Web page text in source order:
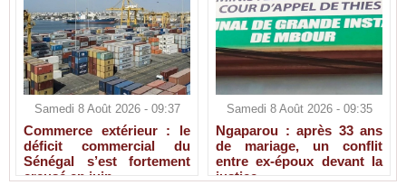
Samedi 8 Août 2026 - 09:37
Commerce extérieur : le
déficit commercial du
Sénégal s’est fortement
creusé en juin
Samedi 8 Août 2026 - 09:35
Ngaparou : après 33 ans
de mariage, un conflit
entre ex-époux devant la
justice